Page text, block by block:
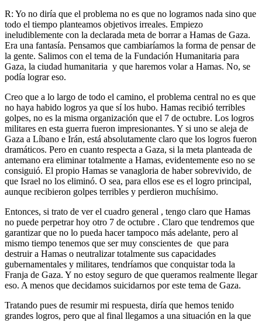
R: Yo no diría que el problema no es que no logramos nada sino que
todo el tiempo planteamos objetivos irreales. Empiezo
ineludiblemente con la declarada meta de borrar a Hamas de Gaza.
Era una fantasía. Pensamos que cambiaríamos la forma de pensar de
la gente. Salimos con el tema de la Fundación Humanitaria para
Gaza, la ciudad humanitaria y que haremos volar a Hamas. No, se
podía lograr eso.
Creo que a lo largo de todo el camino, el problema central no es que
no haya habido logros ya que sí los hubo. Hamas recibió terribles
golpes, no es la misma organización que el 7 de octubre. Los logros
militares en esta guerra fueron impresionantes. Y si uno se aleja de
Gaza a Líbano e Irán, está absolutamente claro que los logros fueron
dramáticos. Pero en cuanto respecta a Gaza, si la meta planteada de
antemano era eliminar totalmente a Hamas, evidentemente eso no se
consiguió. El propio Hamas se vanagloria de haber sobrevivido, de
que Israel no los eliminó. O sea, para ellos ese es el logro principal,
aunque recibieron golpes terribles y perdieron muchísimo.
Entonces, si trato de ver el cuadro general , tengo claro que Hamas
no puede perpetrar hoy otro 7 de octubre . Claro que tendremos que
garantizar que no lo pueda hacer tampoco más adelante, pero al
mismo tiempo tenemos que ser muy conscientes de que para
destruir a Hamas o neutralizar totalmente sus capacidades
gubernamentales y militares, tendríamos que conquistar toda la
Franja de Gaza. Y no estoy seguro de que queramos realmente llegar
eso. A menos que decidamos suicidarnos por este tema de Gaza.
Tratando pues de resumir mi respuesta, diría que hemos tenido
grandes logros, pero que al final llegamos a una situación en la que